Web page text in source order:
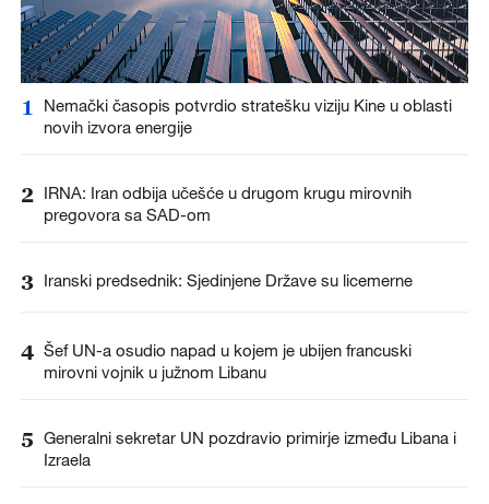
1
Nemački časopis potvrdio stratešku viziju Kine u oblasti
novih izvora energije
2 IRNA: Iran odbija učešće u drugom krugu mirovnih
pregovora sa SAD-om
3 Iranski predsednik: Sjedinjene Države su licemerne
4 Šef UN-a osudio napad u kojem je ubijen francuski
mirovni vojnik u južnom Libanu
5 Generalni sekretar UN pozdravio primirje između Libana i
Izraela